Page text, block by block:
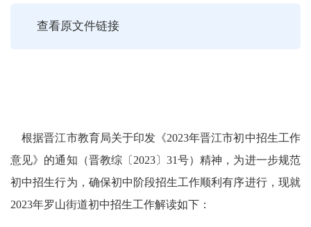
查看原文件链接
根据晋江市教育局关于印发《2023年晋江市初中招生工作
意见》的通知（晋教综〔2023〕31号）精神，为进一步规范
初中招生行为，确保初中阶段招生工作顺利有序进行，现就
2023年罗山街道初中招生工作解读如下：